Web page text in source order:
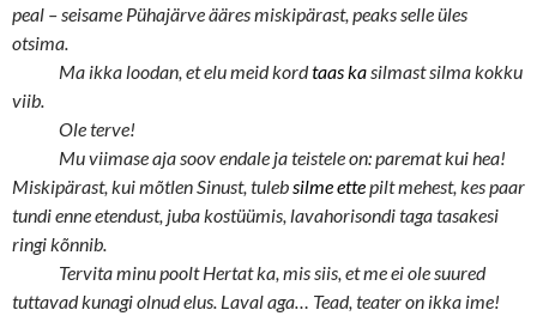
peal – seisame Pühajärve ääres miskipärast, peaks selle üles
otsima.
Ma ikka loodan, et elu meid kordtaas ka silmast silma kokku
viib.
Ole terve!
Mu viimase aja soov endale ja teistele on: paremat kui hea!
Miskipärast, kui mõtlen Sinust, tuleb silme ettepilt mehest, kes paar
tundi enne etendust, juba kostüümis, lavahorisondi taga tasakesi
ringi kõnnib.
Tervita minu poolt Hertat ka, mis siis, et me ei ole suured
tuttavad kunagi olnud elus. Laval aga… Tead, teater on ikka ime!